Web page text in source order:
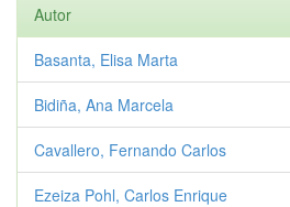
Autor
Basanta, Elisa Marta
Bidiña, Ana Marcela
Cavallero, Fernando Carlos
Ezeiza Pohl, Carlos Enrique